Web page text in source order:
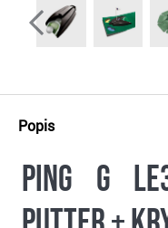
Popis
Ping G